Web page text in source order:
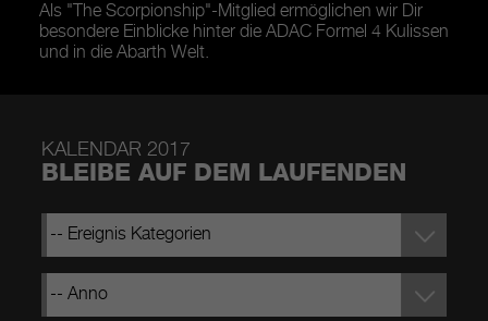
Als "The Scorpionship"-Mitglied ermöglichen wir Dir
besondere Einblicke hinter die ADAC Formel 4 Kulissen
und in die Abarth Welt.
KALENDAR 2017
BLEIBE AUF DEM LAUFENDEN